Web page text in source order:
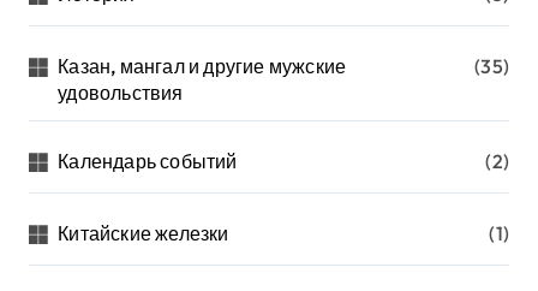
Казан, мангал и другие мужские
удовольствия
(35)
Календарь событий (2)
Китайские железки (1)